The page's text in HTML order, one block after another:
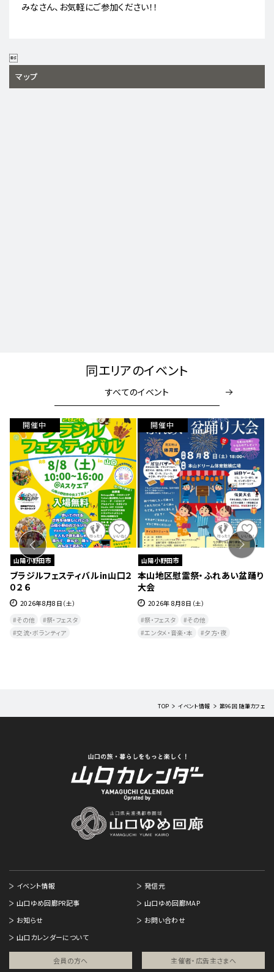
みなさん、お気軽にご参加ください！！

マップ
同エリアのイベント
すべてのイベント
開催中
山陽小野田市
ブラジルフェスティバル㏌山口２
０２６
2026年8月8日（土）
その他
祭・フェスタ
交流・ボランティア
開催中
山陽小野田市
本山地区慰霊祭・ふれあい盆踊り
大会
2026年 8月8日（土）
祭・フェスタ
その他
エンタメ・音楽・本
夕方・夜​
TOP イベント情報 第96回 随筆カフェ
イベント情報
発信元
山口ゆめ回廊PR記事
山口ゆめ回廊MAP
お知らせ
お問い合わせ
山口カレンダーについて
会員の方へ 主催者・広告主さまへ​